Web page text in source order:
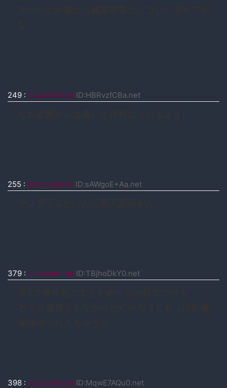
249 : moccosnoon ID:HBRvzfCBa.net
255 : moccosnoon ID:sAWgoE+Aa.net
379 : moccosnoon ID:TBjhoDkY0.net
398 : moccosnoon ID:MqwE7AQu0.net